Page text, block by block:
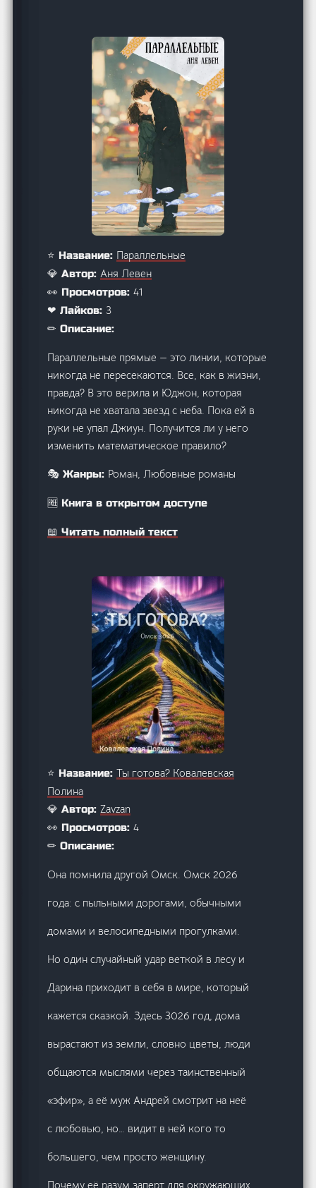
⭐ Название: Параллельные
💎 Автор:Аня Левен
👀 Просмотров:41
❤ Лайков:3
✏ Описание:
Параллельные прямые — это линии, которые
никогда не пересекаются. Все, как в жизни,
правда? В это верила и Юджон, которая
никогда не хватала звезд с неба. Пока ей в
руки не упал Джиун. Получится ли у него
изменить математическое правило?
🎭 Жанры: Роман, Любовные романы
🆓 Книга в открытом доступе
📖 Читать полный текст
⭐ Название:Ты готова? Ковалевская
Полина
💎 Автор:Zavzan
👀 Просмотров:4
✏ Описание:
Она помнила другой Омск. Омск 2026
года: с пыльными дорогами, обычными
домами и велосипедными прогулками.
Но один случайный удар веткой в лесу и
Дарина приходит в себя в мире, который
кажется сказкой. Здесь 3026 год, дома
вырастают из земли, словно цветы, люди
общаются мыслями через таинственный
«эфир», а её муж Андрей смотрит на неё
с любовью, но… видит в ней кого то
большего, чем просто женщину.
Почему её разум заперт для окружающих